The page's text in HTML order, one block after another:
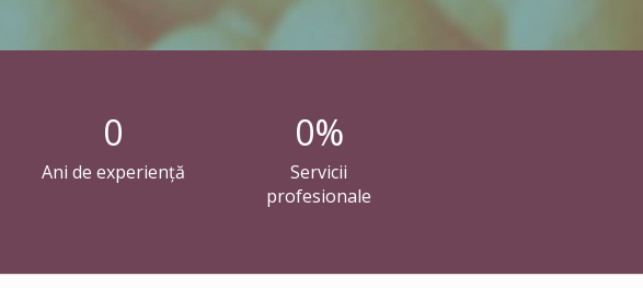
0
Ani de experiență
0%
Servicii
profesionale